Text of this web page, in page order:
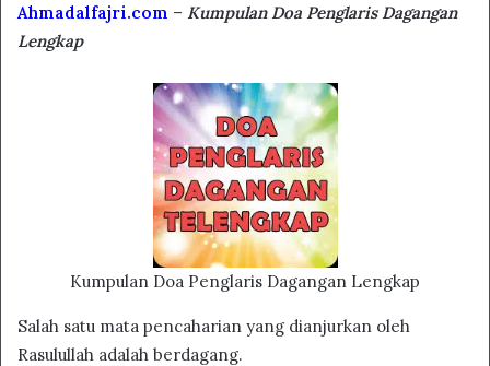
Ahmadalfajri.com – Kumpulan Doa Penglaris Dagangan
Lengkap
Kumpulan Doa Penglaris Dagangan Lengkap
Salah satu mata pencaharian yang dianjurkan oleh
Rasulullah adalah berdagang.